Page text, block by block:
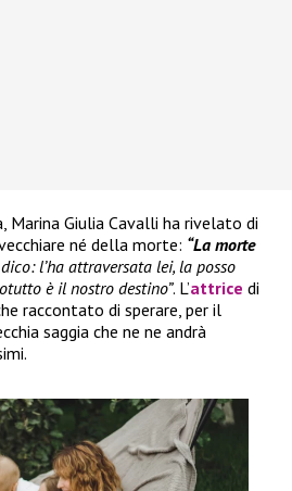
Marina Giulia Cavalli ha rivelato di
né della morte: “La morte
l’ha attraversata lei, la posso
è il nostro destino”. L’attrice di
raccontato di sperare, per il
saggia che ne ne andrà